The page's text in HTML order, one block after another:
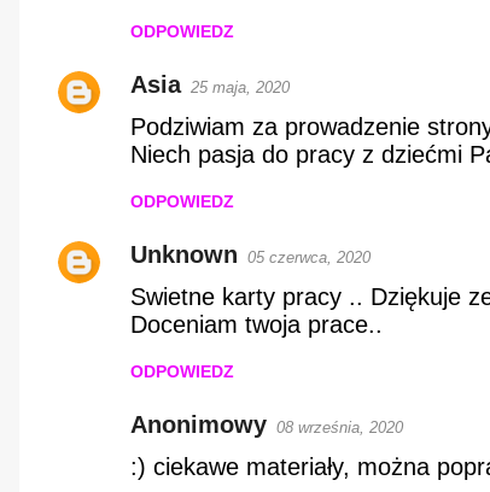
n
z
ODPOWIEDZ
Asia 25 maja, 2020
Podziwiam za prowadzenie
Niech pasja do pracy z dziećmi
ODPOWIEDZ
Unknown 05 czerwca, 2020
Swietne karty pracy .. Dziękuje
Doceniam twoja prace..
ODPOWIEDZ
Anonimowy 08 września, 2020
:) ciekawe materiały, można